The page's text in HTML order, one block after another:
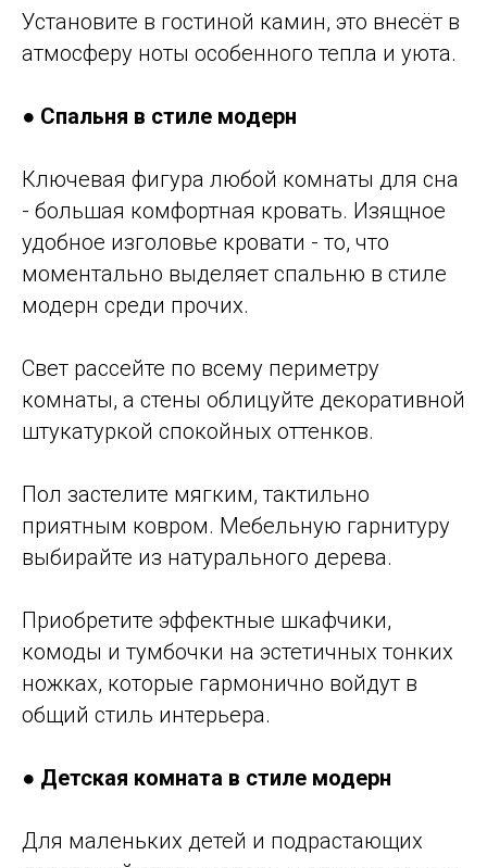
Установите в гостиной камин, это внесёт в
атмосферу ноты особенного тепла и уюта.
● Спальня в стиле модерн
Ключевая фигура любой комнаты для сна
- большая комфортная кровать. Изящное
удобное изголовье кровати - то, что
моментально выделяет спальню в стиле
модерн среди прочих.
Свет рассейте по всему периметру
комнаты, а стены облицуйте декоративной
штукатуркой спокойных оттенков.
Пол застелите мягким, тактильно
приятным ковром. Мебельную гарнитуру
выбирайте из натурального дерева.
Приобретите эффектные шкафчики,
комоды и тумбочки на эстетичных тонких
ножках, которые гармонично войдут в
общий стиль интерьера.
● Детская комната в стиле модерн
Для маленьких детей и подрастающих